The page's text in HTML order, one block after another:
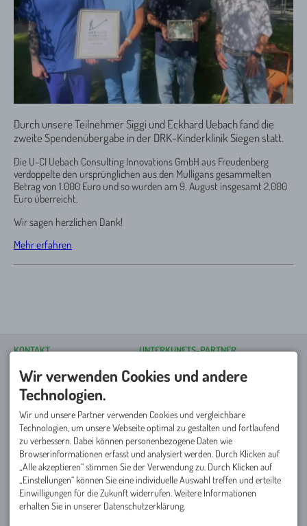
Durch unsere Teilnehmer Siggi und Eckhard Uebach fand die
zweite Spendenübergabe in der DRK-Kinderklinik Siegen statt.
Die U-CI Uebach Consulting Innovations GmbH aus Freudenberg
verdoppelte den ursprünglichen aus den Mulligans gesammelten
Betrag von 1.000 Euro und so wurden am 9. August insgesamt 2.000
Euro überreicht.
Wir sagen herzlichen Dank!
Mehr erfahren
KONTAKT
Poststraße 15
87561 Oberstdorf
DEUTSCHLAND
Tel.+49 8322 300 40 59
info@vierplaetzetournee.de
UNTERKUNFTS-PARTNER
Du suchst für dein Team eine
passende Unterkunft für die
Tourneewoche? Unsere
Partnerhotelsfreuen sich auf
Euren Besuch und haben tolle
Angebote geschnürt!
SERVICE
Häufig gestellte Fragen
NETZWERK
Golfregion Allgäu
Wir verwenden Cookies und andere
Technologien.
Wir und unsere Partner verwenden Cookies und vergleichbare
Technologien, um unsere Webseite optimal zu gestalten und fortlaufend
zu verbessern. Dabei können personenbezogene Daten wie
Browserinformationen erfasst und analysiert werden. Durch Klicken auf
„Alle akzeptieren“ stimmen Sie der Verwendung zu. Durch Klicken auf
„Einstellungen“ können Sie eine individuelle Auswahl treffen und erteilte
Einwilligungen für die Zukunft widerrufen. Weitere Informationen
erhalten Sie in unserer Datenschutzerklärung.